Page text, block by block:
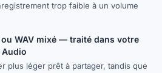
trop faible à un volume
WAV mixé — traité dans votre
Audio
plus léger prêt à partager, tandis que